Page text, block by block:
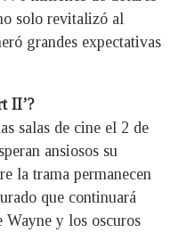
solo revitalizó al
grandes expectativas
II’?
salas de cine el 2 de
ansiosos su
la trama permanecen
que continuará
Wayne y los oscuros